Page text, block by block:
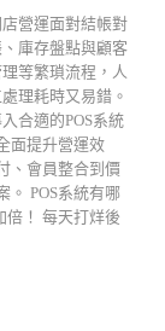
店營運面對結帳對
、庫存盤點與顧客
理等繁瑣流程，人
處理耗時又易錯。
合適的POS系統
面提升營運效
、會員整合到價
。 POS系統有哪
倍！ 每天打烊後